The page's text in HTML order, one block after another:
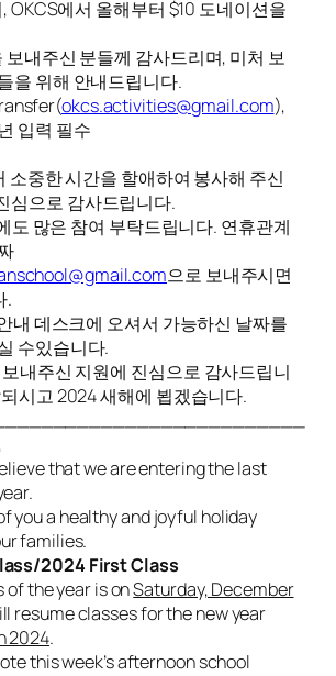
OKCS에서 올해부터 $10 도네이션을
보내주신 분들께 감사드리며, 미처 보
을 위해 안내드립니다.
okcs.activities@gmail.com),
입력 필수
소중한 시간을 할애하여 봉사해 주신
심으로 감사드립니다.
도 많은 참여 부탁드립니다. 연휴관계
으로 보내주시면
.
내 데스크에 오셔서 가능하신 날짜를
수있습니다.
내주신 지원에 진심으로 감사드립니
시고 2024 새해에 뵙겠습니다.
that we are entering the last
you a healthy and joyful holiday
families.
2024 First Class
of the year is onSaturday, December
resume classes for the new year
2024.
this week’s afternoon school